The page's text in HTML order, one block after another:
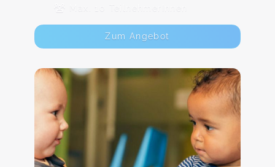
Max. 10 TeilnehmerInnen
Zum Angebot